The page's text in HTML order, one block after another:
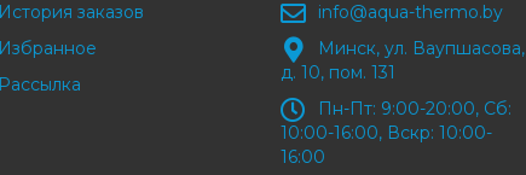
История заказов
Избранное
Рассылка
info@aqua-thermo.by
Минск, ул. Ваупшасова,
д. 10, пом. 131
Пн-Пт: 9:00-20:00, Сб:
10:00-16:00, Вскр: 10:00-
16:00